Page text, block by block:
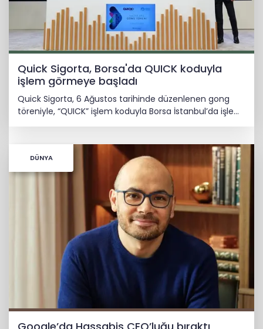
Quick Sigorta, Borsa'da QUICK koduyla
işlem görmeye başladı
Quick Sigorta, 6 Ağustos tarihinde düzenlenen gong
töreniyle, “QUICK” işlem koduyla Borsa İstanbul’da işlem
görmeye başladı.
DÜNYA